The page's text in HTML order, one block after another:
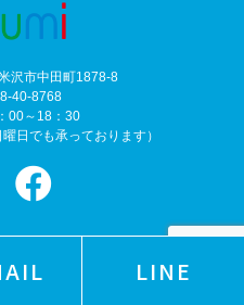
LINE
沢市中田町1878-8
40-8768
00～18：30
日でも承っております）